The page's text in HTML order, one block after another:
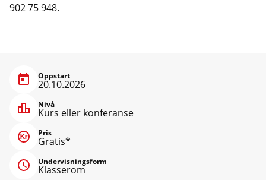
902 75 948.
Oppstart
20.10.2026
Nivå
Kurs eller konferanse
Pris
Gratis*
Undervisningsform
Klasserom